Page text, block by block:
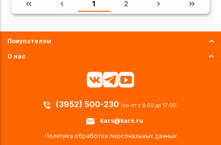
1 2
Покупателям
О нас
(3952) 500-230 (пн-пт с 8:00 до 17:00)
kars@kars.ru
Политика обработки персональных данных